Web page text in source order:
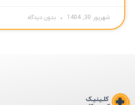
شهریور 30, 1404 بدون دیدگاه